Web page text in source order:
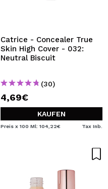
Catrice - Concealer True
Skin High Cover - 032:
Neutral Biscuit
(30)
4,69€
KAUFEN
Preis x 100 Ml: 104,22€ Tax Inb.